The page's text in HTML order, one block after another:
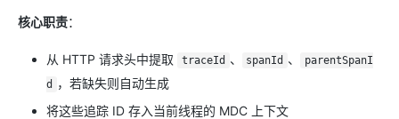
核心职责：
从 HTTP 请求头中提取 traceId 、 spanId 、
parentSpanI
d
，若缺失则自动生成
将这些追踪 ID 存入当前线程的 MDC 上下文